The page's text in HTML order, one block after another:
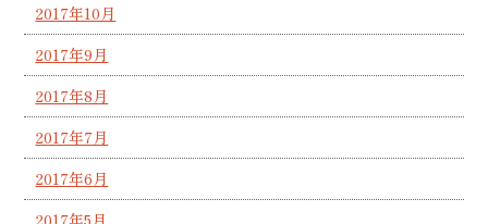
2017年10月
2017年9月
2017年8月
2017年7月
2017年6月
2017年5月